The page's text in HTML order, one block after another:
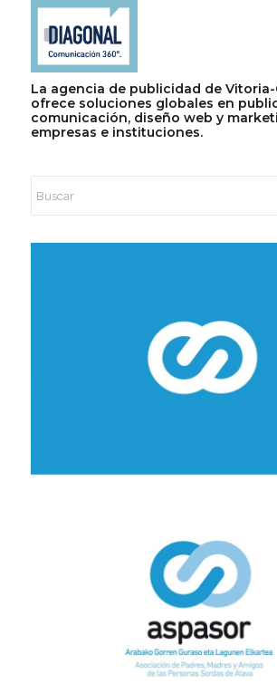
La agencia de publicidad de
ofrece soluciones globales en
comunicación, diseño web y
empresas e instituciones.